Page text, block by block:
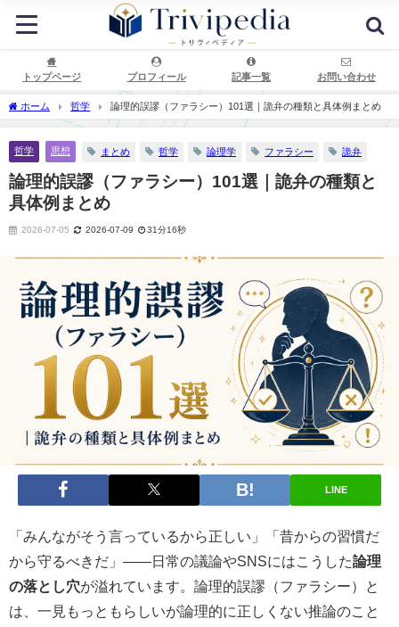
トップページ プロフィール 記事一覧 お問い合わせ
ホーム 哲学 論理的誤謬（ファラシー）101選｜詭弁の種類と具体例まとめ
哲学 思想 まとめ 哲学 論理学 ファラシー 詭弁
論理的誤謬（ファラシー）101選｜詭弁の種類と
具体例まとめ
2026-07-05 2026-07-09 31分16秒
LINE
「みんながそう言っているから正しい」「昔からの習慣だ
から守るべきだ」——日常の議論やSNSにはこうした論理
の落とし穴が溢れています。論理的誤謬（ファラシー）と
は、一見もっともらしいが論理的に正しくない推論のこと